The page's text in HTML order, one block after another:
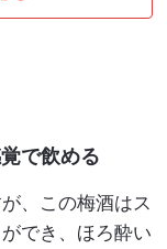
で飲める
、この梅酒はス
でき、ほろ酔い